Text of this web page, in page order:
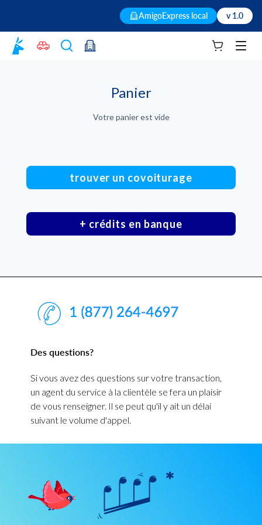
AmigoExpress local v 1.0
Votre panier
Panier
Votre panier est vide
trouver un covoiturage
+ crédits en banque
Des questions?
Si vous avez des questions sur votre transaction,
un agent du service à la clientèle se fera un plaisir
de vous renseigner. Il se peut qu'il y ait un délai
suivant le volume d'appel.